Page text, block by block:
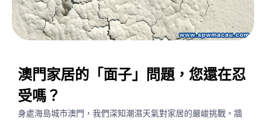
澳門家居的「面子」問題，您還在忍
受嗎？
身處海島城市澳門，我們深知潮濕天氣對家居的嚴峻挑戰。牆